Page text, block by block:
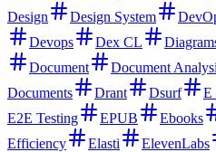
Design
Design System
Devops
Dex CL
Document
Document
Documents
Drant Dsurf E
E2E Testing
EPUB Ebooks
Efficiency
Elasti ElevenLabs